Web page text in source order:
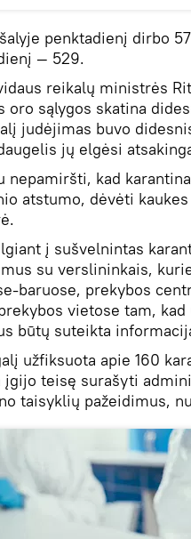
penktadienį dirbo
— 529.
reikalų ministrės
oro sąlygos skatina
judėjimas buvo
jų elgėsi
nepamiršti, kad
atstumo, dėvėti
į sušvelnintas
su verslininkais,
baruose, prekybos
vietose tam,
būtų suteikta
užfiksuota apie 160
įgijo teisę surašyti
taisyklių pažeidimus,